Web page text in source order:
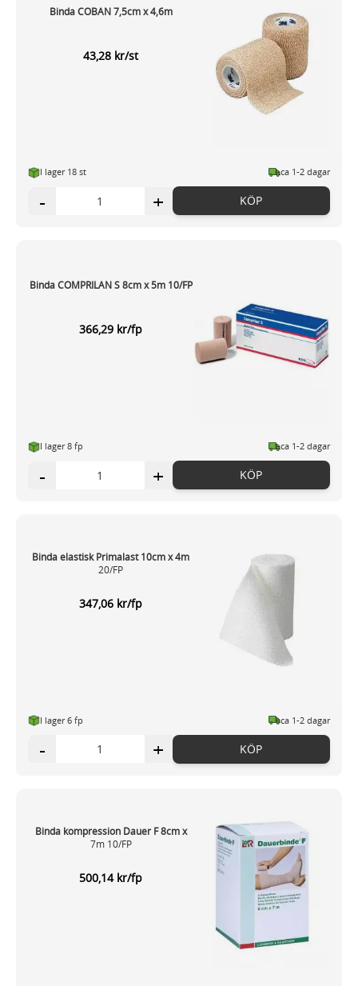
Binda COBAN 7,5cm x 4,6m
43,28 kr/st
I lager 18 st ca 1-2 dagar
- + KÖP
Binda COMPRILAN S 8cm x 5m 10/FP
366,29 kr/fp
I lager 8 fp ca 1-2 dagar
- + KÖP
Binda elastisk Primalast 10cm x 4m
20/FP
347,06 kr/fp
I lager 6 fp ca 1-2 dagar
- + KÖP
Binda kompression Dauer F 8cm x
7m 10/FP
500,14 kr/fp